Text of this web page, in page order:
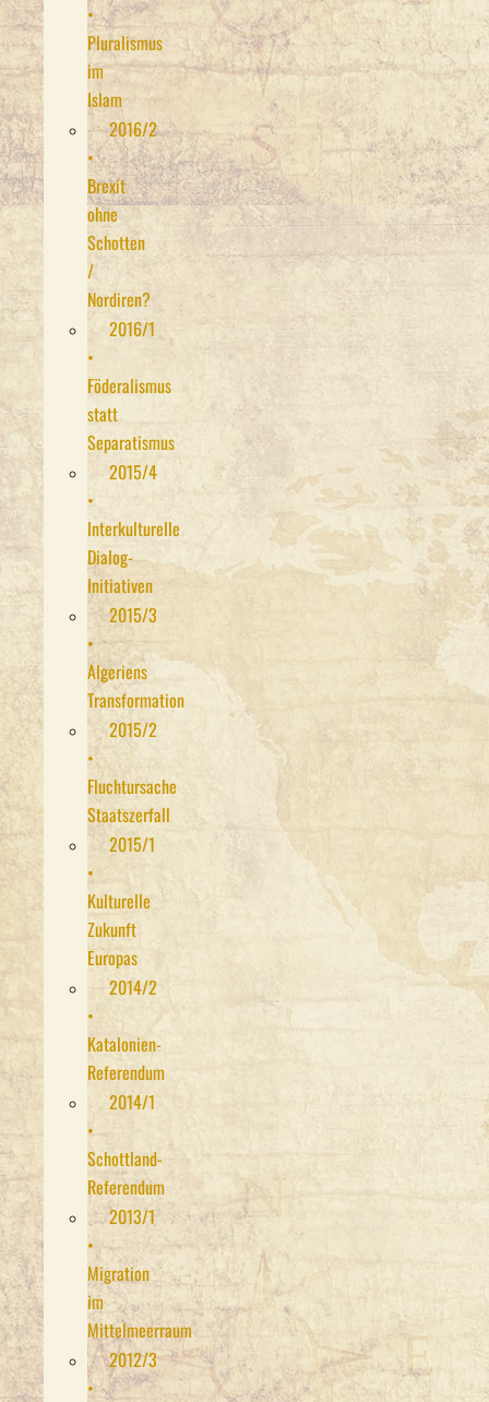
•
Pluralismus
im
Islam
2016/2
•
Brexit
ohne
Schotten
/
Nordiren?
2016/1
•
Föderalismus
statt
Separatismus
2015/4
•
Interkulturelle
Dialog-
Initiativen
2015/3
•
Algeriens
Transformation
2015/2
•
Fluchtursache
Staatszerfall
2015/1
•
Kulturelle
Zukunft
Europas
2014/2
•
Katalonien-
Referendum
2014/1
•
Schottland-
Referendum
2013/1
•
Migration
im
Mittelmeerraum
2012/3
•